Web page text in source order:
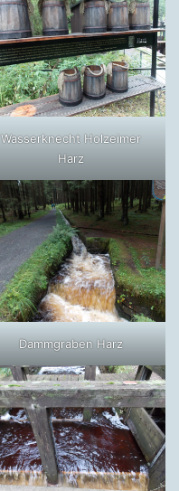
Wasserknecht Holzeimer
Harz
Dammgraben Harz